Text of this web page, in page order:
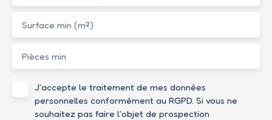
Surface min (m²)
Pièces min
J'accepte le traitement de mes données
personnelles conformément au RGPD. Si vous ne
souhaitez pas faire l'objet de prospection